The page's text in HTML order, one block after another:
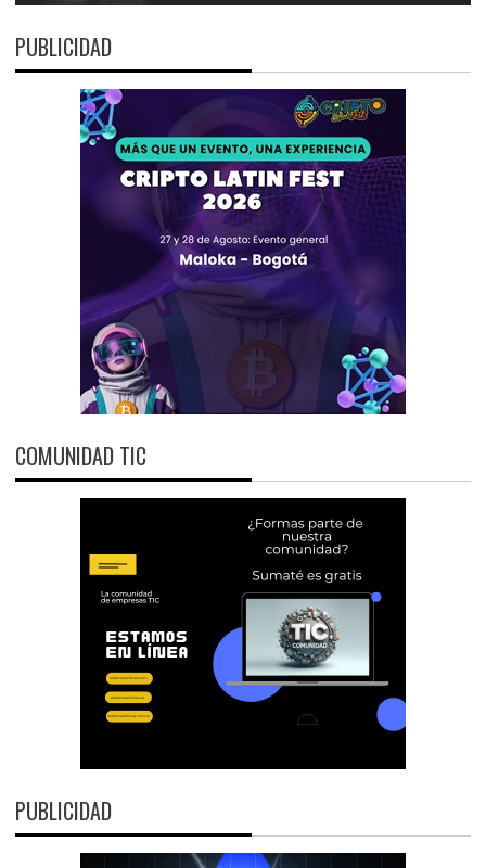
PUBLICIDAD
COMUNIDAD TIC
PUBLICIDAD